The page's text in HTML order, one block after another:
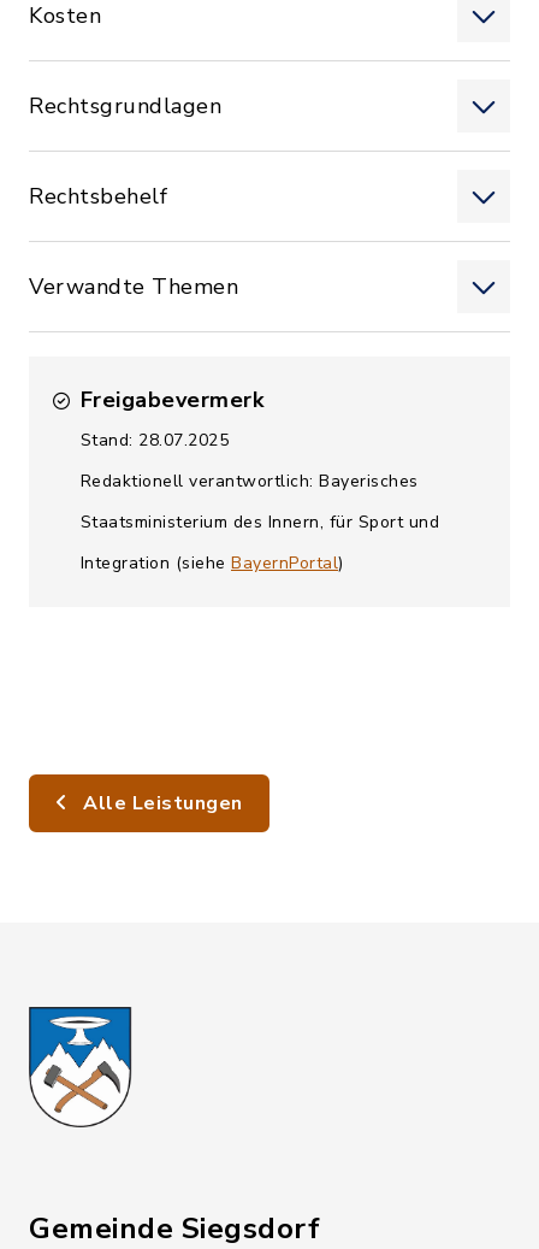
Kosten
Rechtsgrundlagen
Rechtsbehelf
Verwandte Themen
Freigabevermerk
Stand: 28.07.2025
Redaktionell verantwortlich: Bayerisches
Staatsministerium des Innern, für Sport und
Integration (siehe BayernPortal)
Alle Leistungen
Gemeinde Siegsdorf